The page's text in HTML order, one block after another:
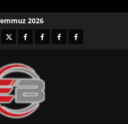
2026
twitterfacebook-Facebook-
Facebook-Facebook-